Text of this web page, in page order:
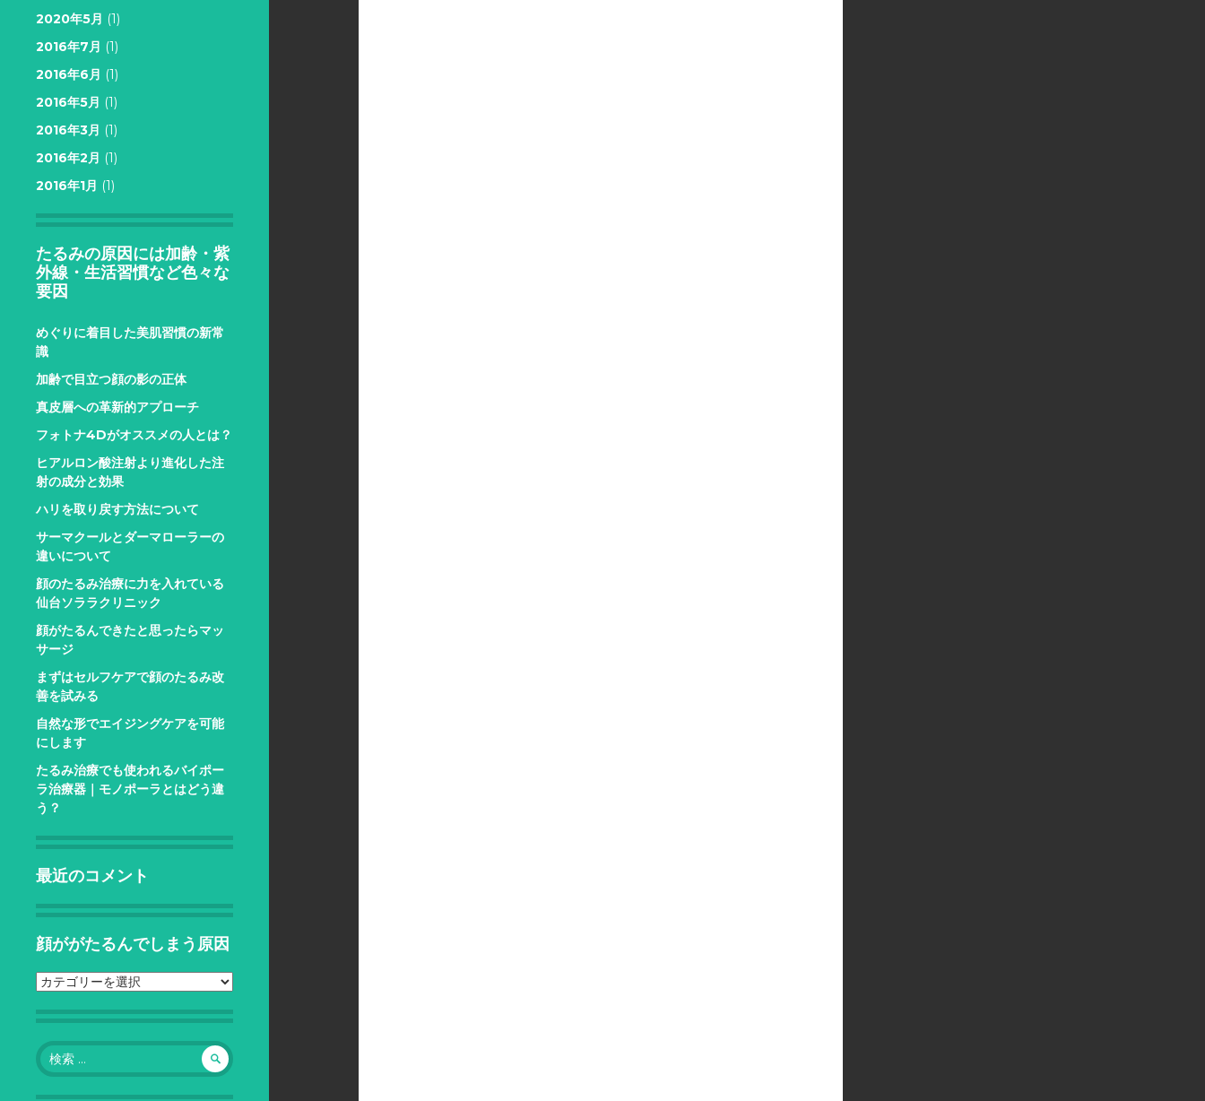
2020年5月 (1)
2016年7月 (1)
2016年6月 (1)
2016年5月 (1)
2016年3月 (1)
2016年2月 (1)
2016年1月 (1)
たるみの原因には加齢・紫
外線・生活習慣など色々な
要因
めぐりに着目した美肌習慣の新常
識
加齢で目立つ顔の影の正体
真皮層への革新的アプローチ
フォトナ4Dがオススメの人とは？
ヒアルロン酸注射より進化した注
射の成分と効果
ハリを取り戻す方法について
サーマクールとダーマローラーの
違いについて
顔のたるみ治療に力を入れている
仙台ソララクリニック
顔がたるんできたと思ったらマッ
サージ
まずはセルフケアで顔のたるみ改
善を試みる
自然な形でエイジングケアを可能
にします
たるみ治療でも使われるバイポー
ラ治療器｜モノポーラとはどう違
う？
最近のコメント
顔ががたるんでしまう原因
顔
が
る
ん
で
検
索: